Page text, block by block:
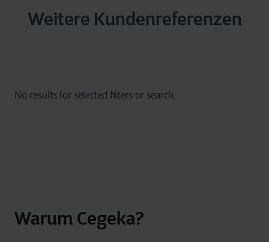
Weitere Kundenreferenzen
Warum Cegeka?